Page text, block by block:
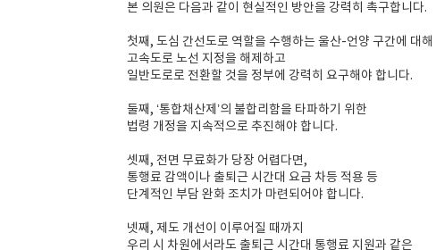
본 의원은 다음과 같이 현실적인 방안을 강력히 촉구합니다.
첫째, 도심 간선도로 역할을 수행하는 울산-언양 구간에 대해
고속도로 노선 지정을 해제하고
일반도로로 전환할 것을 정부에 강력히 요구해야 합니다.
둘째, ‘통합채산제’의 불합리함을 타파하기 위한
법령 개정을 지속적으로 추진해야 합니다.
셋째, 전면 무료화가 당장 어렵다면,
통행료 감액이나 출퇴근 시간대 요금 차등 적용 등
단계적인 부담 완화 조치가 마련되어야 합니다.
넷째, 제도 개선이 이루어질 때까지
우리 시 차원에서라도 출퇴근 시간대 통행료 지원과 같은